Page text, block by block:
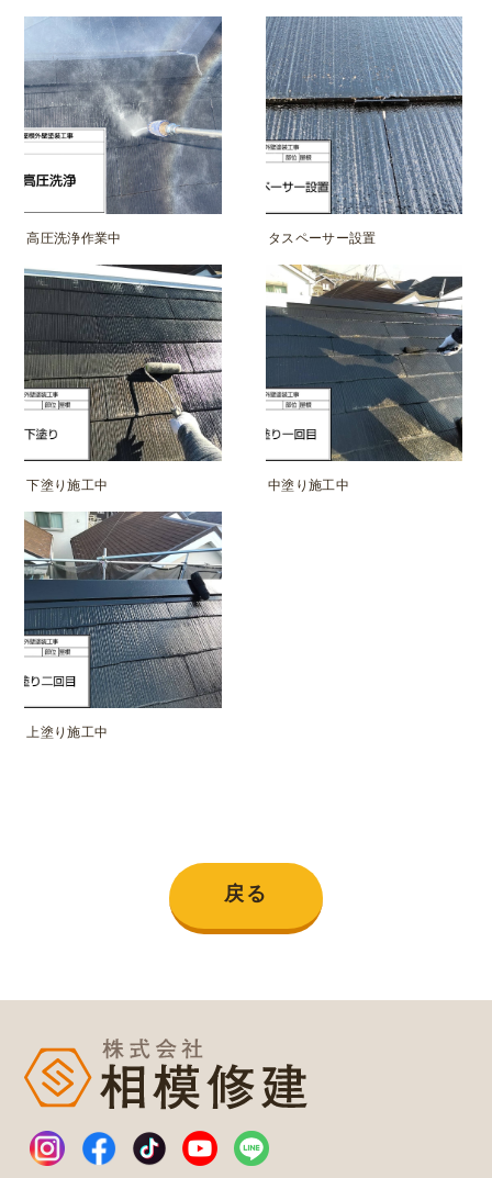
高圧洗浄作業中 タスペーサー設置
下塗り施工中 中塗り施工中
上塗り施工中
戻る